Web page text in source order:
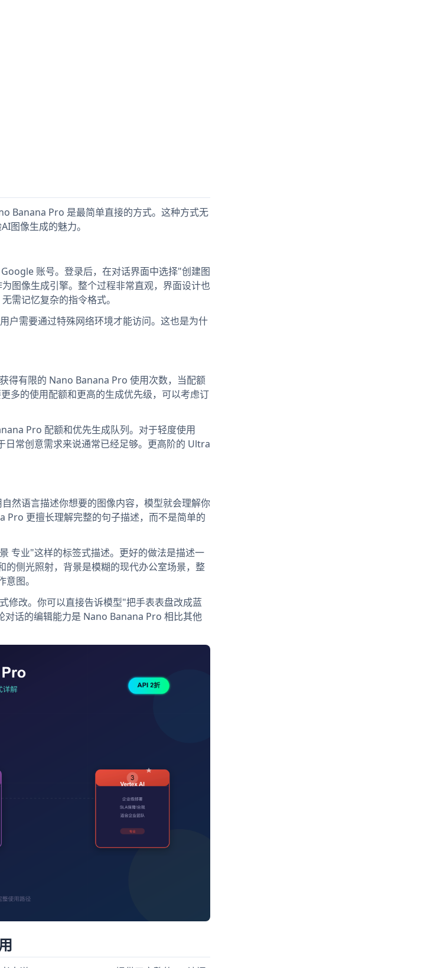
Banana Pro 是最简单直接的方式。这种方式无
图像生成的魅力。
账号。登录后，在对话界面中选择"创建图
图像生成引擎。整个过程非常直观，界面设计也
需记忆复杂的指令格式。
户需要通过特殊网络环境才能访问。这也是为什
得有限的 Nano Banana Pro 使用次数，当配额
多的使用配额和更高的生成优先级，可以考虑订
Pro 配额和优先生成队列。对于轻度使用
常创意需求来说通常已经足够。更高阶的 Ultra
然语言描述你想要的图像内容，模型就会理解你
Pro 更擅长理解完整的句子描述，而不是简单的
专业"这样的标签式描述。更好的做法是描述一
侧光照射，背景是模糊的现代办公室场景，整
图。
修改。你可以直接告诉模型"把手表表盘改成蓝
话的编辑能力是 Nano Banana Pro 相比其他